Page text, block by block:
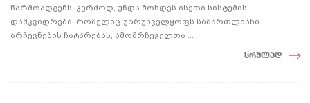
წარმოადგენს, კერძოდ, უნდა მოხდეს ისეთი სისტემის
დამკვიდრება, რომელიც უზრუნველყოფს სამართლიანი
არჩევნების ჩატარებას, ამომრჩეველთა ...
სრულად